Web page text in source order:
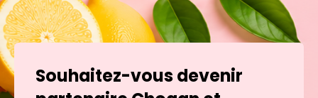
Souhaitez-vous devenir